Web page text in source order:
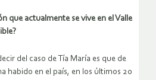
que actualmente se vive en el Valle
del caso de Tía María es que de
habido en el país, en los últimos 20